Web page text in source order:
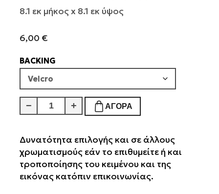
8.1 εκ μήκος x 8.1 εκ ύψος
6,00 €
BACKING
−
Helo
Dunker
ποσότητα
+ ΑΓΟΡΆ
Δυνατότητα επιλογής και σε άλλους
χρωματισμούς εάν το επιθυμείτε ή και
τροποποίησης του κειμένου και της
εικόνας κατόπιν επικοινωνίας.